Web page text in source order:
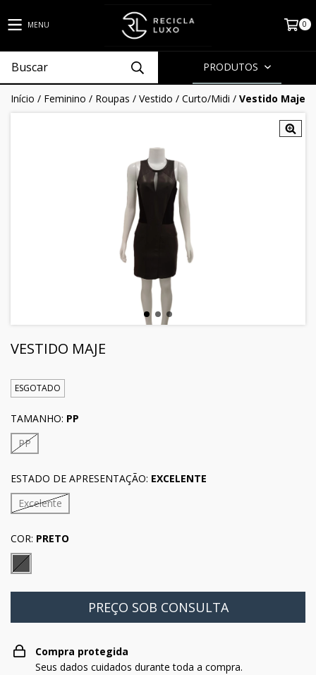
MENU 0
PRODUTOS
Início / Feminino / Roupas / Vestido / Curto/Midi / Vestido Maje
VESTIDO MAJE
ESGOTADO
TAMANHO: PP
PP
ESTADO DE APRESENTAÇÃO: EXCELENTE
Excelente
COR: PRETO
Compra protegida
Seus dados cuidados durante toda a compra.